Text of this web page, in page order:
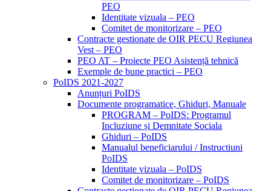
PEO
Identitate vizuala – PEO
Comitet de monitorizare – PEO
Contracte gestionate de OIR PECU Regiunea
Vest – PEO
PEO AT – Proiecte PEO Asistență tehnică
Exemple de bune practici – PEO
PoIDS 2021-2027
Anunțuri PoIDS
Documente programatice, Ghiduri, Manuale
PROGRAM – PoIDS: Programul
Incluziune și Demnitate Sociala
Ghiduri – PoIDS
Manualul beneficiarului / Instructiuni
PoIDS
Identitate vizuala – PoIDS
Comitet de monitorizare – PoIDS